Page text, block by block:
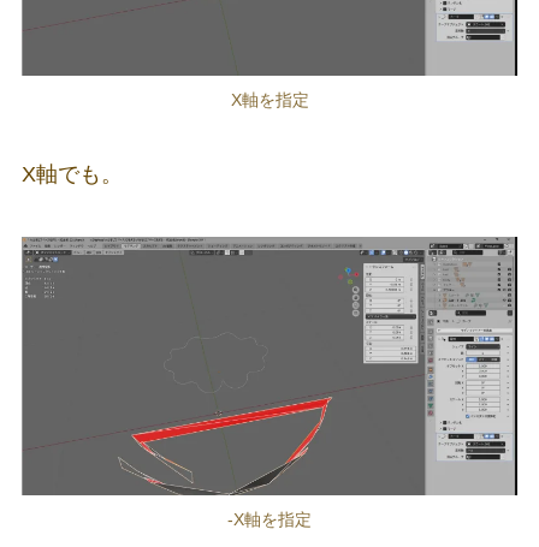
X軸を指定
X軸でも。
-X軸を指定